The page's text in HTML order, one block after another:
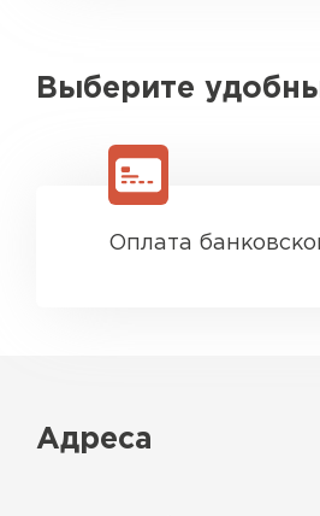
Выберите
Оплата
Адреса